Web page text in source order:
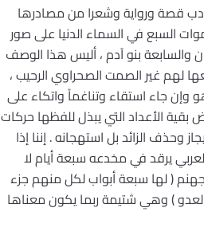
قصة ورواية وشعرا من مصادرها
الأجيال تارة أخرى . تقول الأسطورة العربية (11) ملائكة السموات السبع في السماء الدنيا على صور
والسابعة بنو آدم ، أليس هذا الوصف
لهم غير الصمت الصحراوي الرحيب ،
وإن جاء استقاء وتناغماً واتكاء على
الأعداد التي يبذل للفظها حركات
وحذف الزائد بل استهجانه . إننا إذا
يرقد في مخدعه سبعة أيام لا
( لها سبعة أبواب لكل منهم جزء
يسبع العدو ) وهي شتيمة ربما يكون معناها